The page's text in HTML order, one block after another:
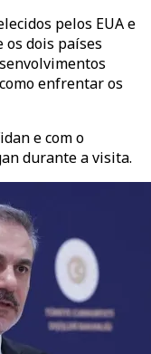
pelos EUA e
dois países
enfrentar os
e com o
durante a visita.